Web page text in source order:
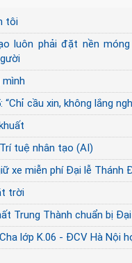
tôi
luôn phải đặt nền
cầu xin, không lắng
tuệ nhân tạo (AI)
xe miễn phí Đại lễ Thánh
trời
Trung Thành chuẩn bị
lớp K.06 - ĐCV Hà Nội